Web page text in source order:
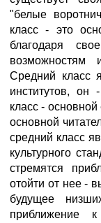
"белые
класс - это
благодаря
возможностям
Средний класс
институтов, он
класс -
основной
средний класс
культурного
стремятся
отойти от нее -
будущее
приближение